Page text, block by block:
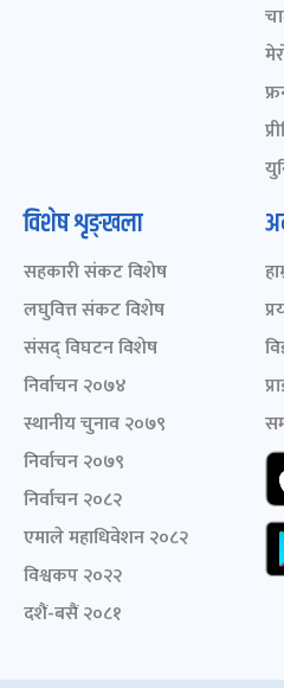
विशेष शृङ्खला
सहकारी संकट विशेष
लघुवित्त संकट विशेष
संसद् विघटन विशेष
निर्वाचन २०७४
स्थानीय चुनाव २०७९
निर्वाचन २०७९
निर्वाचन २०८२
एमाले महाधिवेशन २०८२
विश्वकप २०२२
दशैं-बसैं २०८१